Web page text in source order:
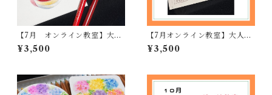
【7月 オンライン教室】大人
のアート塗り絵
¥3,500
【7月オンライン教室】大人の
アート塗り絵
¥3,500